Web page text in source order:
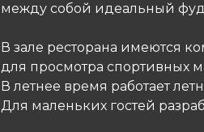
между собой идеальный
В зале ресторана имеются
для просмотра спортивных
В летнее время работает
Для маленьких гостей